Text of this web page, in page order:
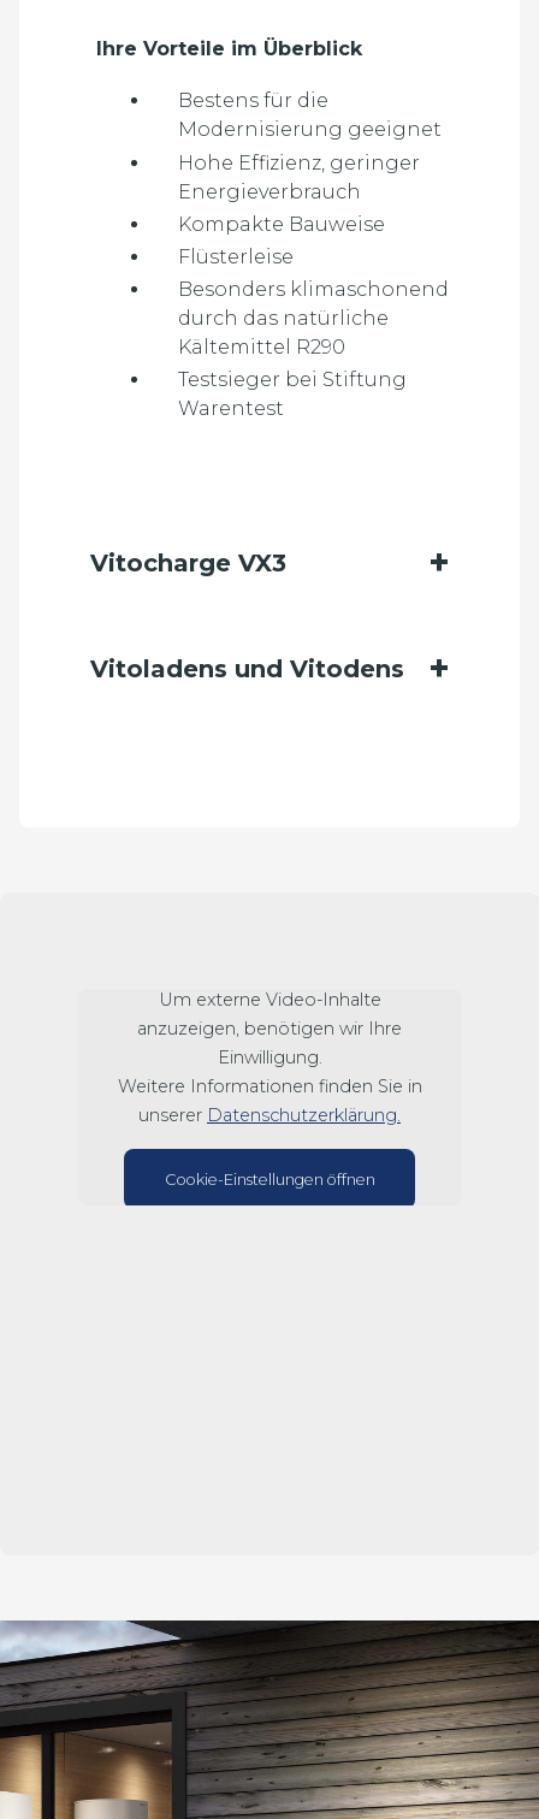
Ihre Vorteile im Überblick
Bestens für die
Modernisierung geeignet
Hohe Effizienz, geringer
Energieverbrauch
Kompakte Bauweise
Flüsterleise
Besonders klimaschonend
durch das natürliche
Kältemittel R290
Testsieger bei Stiftung
Warentest
Vitocharge VX3
Vitoladens und Vitodens
Um externe Video-Inhalte
anzuzeigen, benötigen wir Ihre
Einwilligung.
Weitere Informationen finden Sie in
unserer Datenschutzerklärung.
Cookie-Einstellungen öffnen